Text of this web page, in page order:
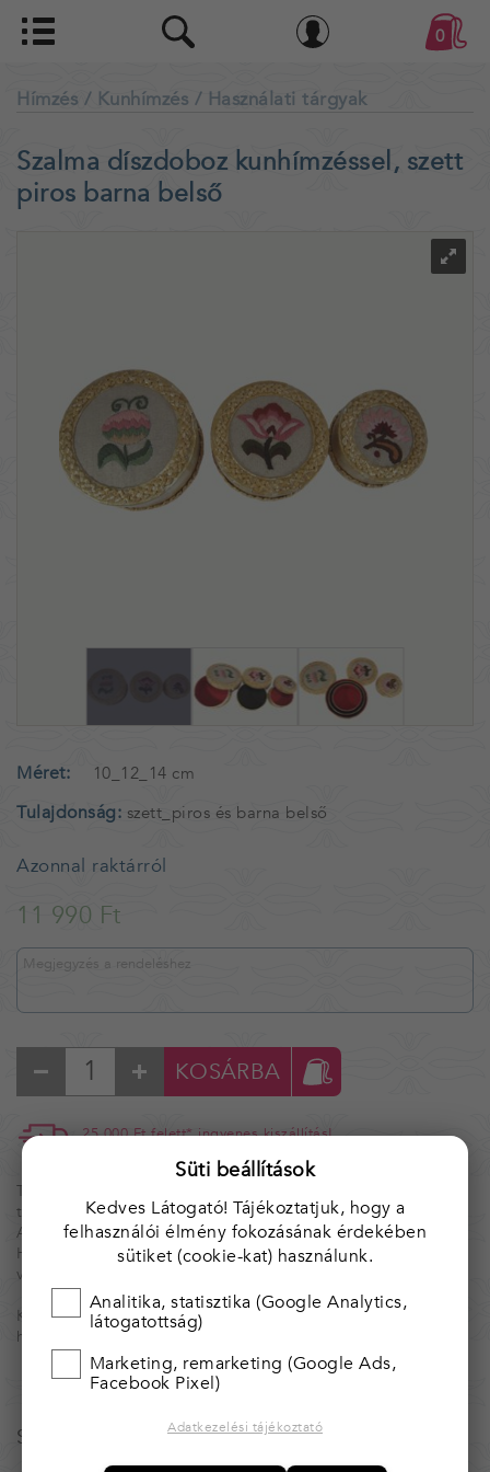
0
Hímzés / Kunhímzés / Használati tárgyak
Szalma díszdoboz kunhímzéssel, szett
piros barna belső
Méret 10_12_14 cm
Tulajdonság szett_piros és barna belső
Azonnal raktárról
11 990 Ft
KOSÁRBA
25 000 Ft felett* ingyenes kiszállítás!
Tárgyaink egyedi, kézzel készített alkotások, ezért nincs két
teljesen egyforma.
Amennyiben több darab van raktáron, azt jelezzük.
Ha valamelyik tárgyból többet igényelnél, kérjük, vedd fel
velünk a kapcsolatot.
Kínálatunk folymatosan bővül, illetve változik. Érdemes
hozzánk visszajárni.
Szalma díszdoboz kunhímzéssel
Süti beállítások
Kedves Látogató! Tájékoztatjuk, hogy a
felhasználói élmény fokozásának érdekében
sütiket (cookie-kat) használunk.
Analitika, statisztika (Google Analytics,
látogatottság)
Marketing, remarketing (Google Ads,
Facebook Pixel)
Adatkezelési tájékoztató